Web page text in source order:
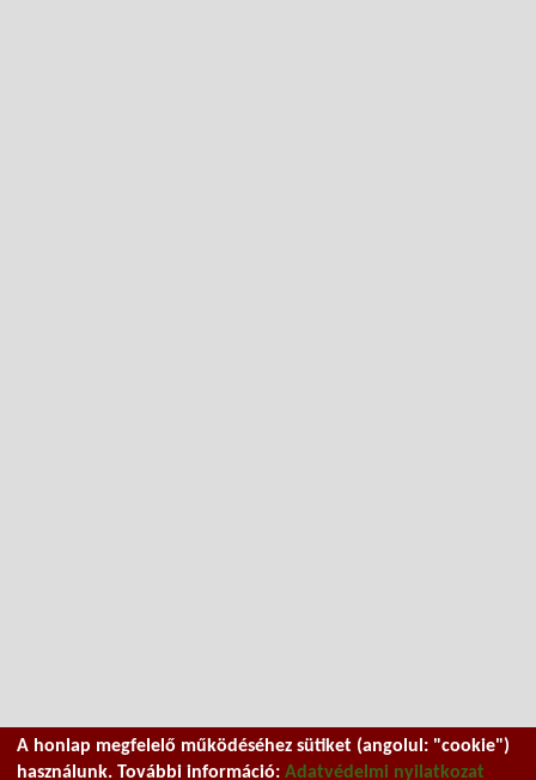
A honlap megfelelő működéséhez sütiket (angolul: "cookie")
használunk. További információ: Adatvédelmi nyilatkozat